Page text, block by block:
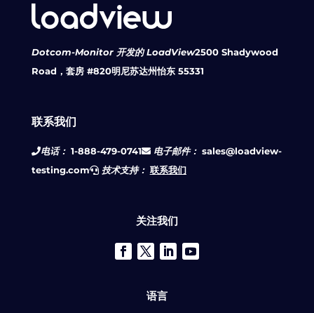
Dotcom-Monitor 开发的 LoadView2500 Shadywood
Road，套房 #820明尼苏达州怡东 55331
联系我们
电话： 1-888-479-0741 电子邮件： sales@loadview-
testing.com
技术支持： 联系我们
关注我们
语言